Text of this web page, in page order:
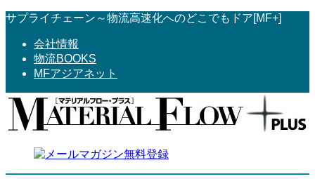
コ
へ
ス
ナ
ョ
ン
サプライチェーン～物流高速化へのどこでもドア[MF+]
会社情報
物流BOOKS
MFアジアネット